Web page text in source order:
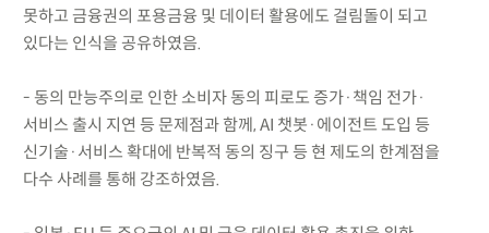
못하고 금융권의 포용금융 및 데이터 활용에도 걸림돌이 되고
있다는 인식을 공유하였음.
- 동의 만능주의로 인한 소비자 동의 피로도 증가·책임 전가·
서비스 출시 지연 등 문제점과 함께, AI 챗봇·에이전트 도입 등
신기술·서비스 확대에 반복적 동의 징구 등 현 제도의 한계점을
다수 사례를 통해 강조하였음.